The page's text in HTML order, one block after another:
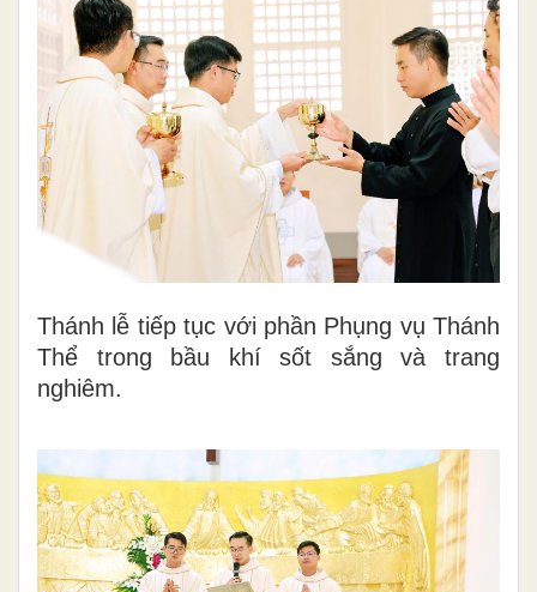
Thánh lễ tiếp tục với phần Phụng vụ Thánh
Thể trong bầu khí sốt sắng và trang
nghiêm.